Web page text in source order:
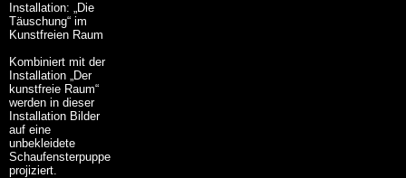
Installation: „Die
Täuschung“ im
Kunstfreien Raum
Kombiniert mit der
Installation „Der
kunstfreie Raum“
werden in dieser
Installation Bilder
auf eine
unbekleidete
Schaufensterpuppe
projiziert.